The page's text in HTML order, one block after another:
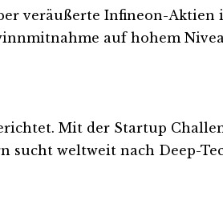
veräußerte Infineon-
auf hohem
Mit der Startup
sucht weltweit nach Deep-